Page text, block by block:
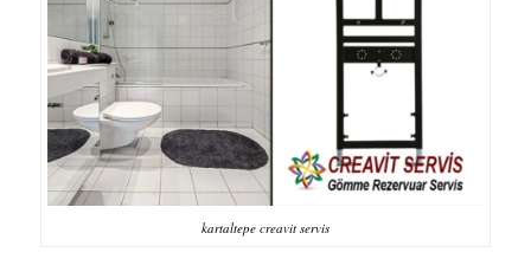
kartaltepe creavit servis